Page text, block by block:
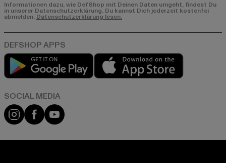
Informationen dazu, wie DefShop mit Deinen Daten umgeht, findest Du
in unserer Datenschutzerklärung. Du kannst Dich jederzeit kostenfei
abmelden. Datenschutzerklärung lesen.
Play market
Instagram
FacebookYouTube